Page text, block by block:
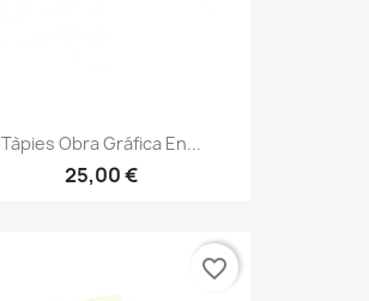
Tàpies Obra Gráfica En...
25,00 €
favorite_border